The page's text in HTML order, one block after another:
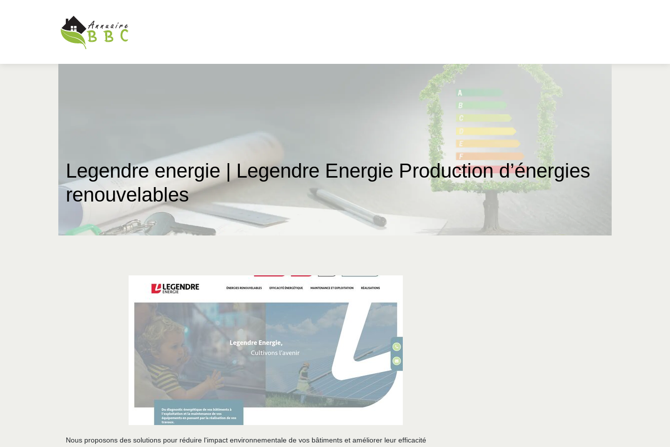
Legendre energie | Legendre Energie Production d’énergies
renouve­lab­les
Nous proposons des solutions pour réduire l'impact environnementale de vos bâtiments et améliorer leur efficacité